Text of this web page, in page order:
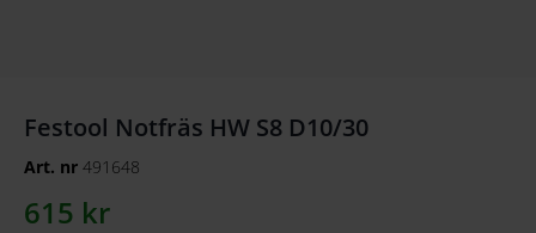
Festool Notfräs HW S8 D10/30
Art. nr 491648
615 kr